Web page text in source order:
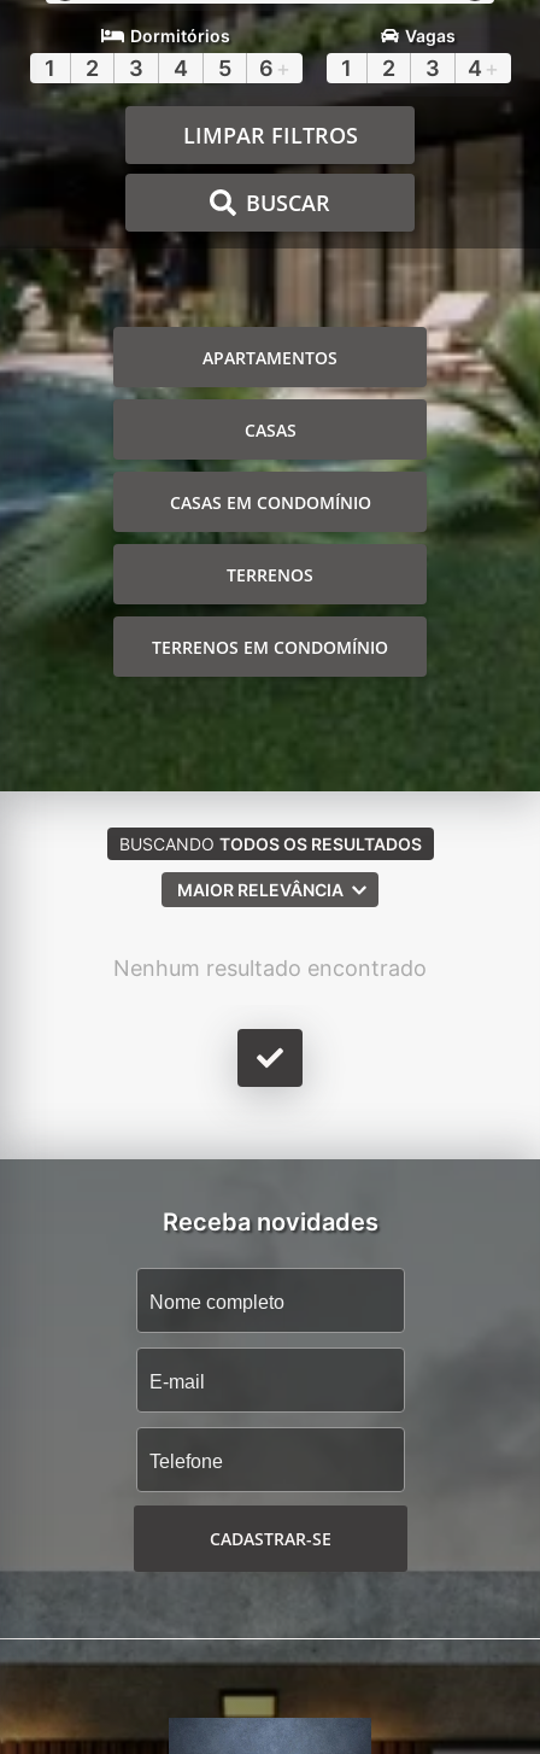
Dormitórios
1 2 3 4 5 6 +
Vagas
1 2 3 4 +
LIMPAR FILTROS
BUSCAR
APARTAMENTOS
CASAS
CASAS EM CONDOMÍNIO
TERRENOS
TERRENOS EM CONDOMÍNIO
BUSCANDO TODOS OS RESULTADOS
MAIOR RELEVÂNCIA
Nenhum resultado encontrado
Receba novidades
CADASTRAR-SE